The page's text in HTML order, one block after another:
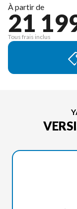
À partir de
21
Tous frais inclus